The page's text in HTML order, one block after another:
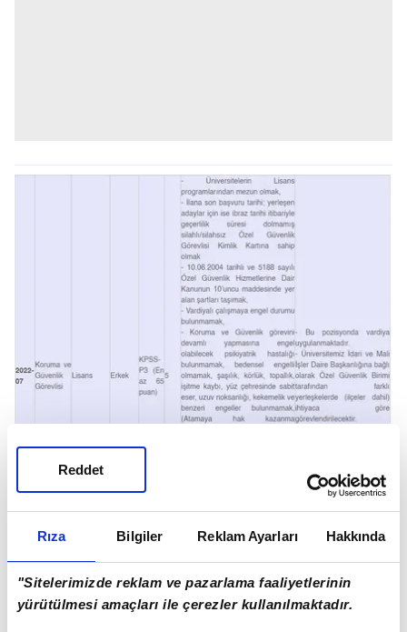
Rıza Bilgiler Reklam Ayarları Hakkında
"Sitelerimizde reklam ve pazarlama faaliyetlerinin
yürütülmesi amaçları ile çerezler kullanılmaktadır.
Reddet
- Askerlik Durum Belgesi (Erkek adaylar için) (e-